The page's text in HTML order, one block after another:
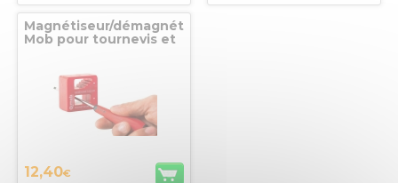
Magnétiseur/démagnétiseur
Mob pour tournevis et
12,40€